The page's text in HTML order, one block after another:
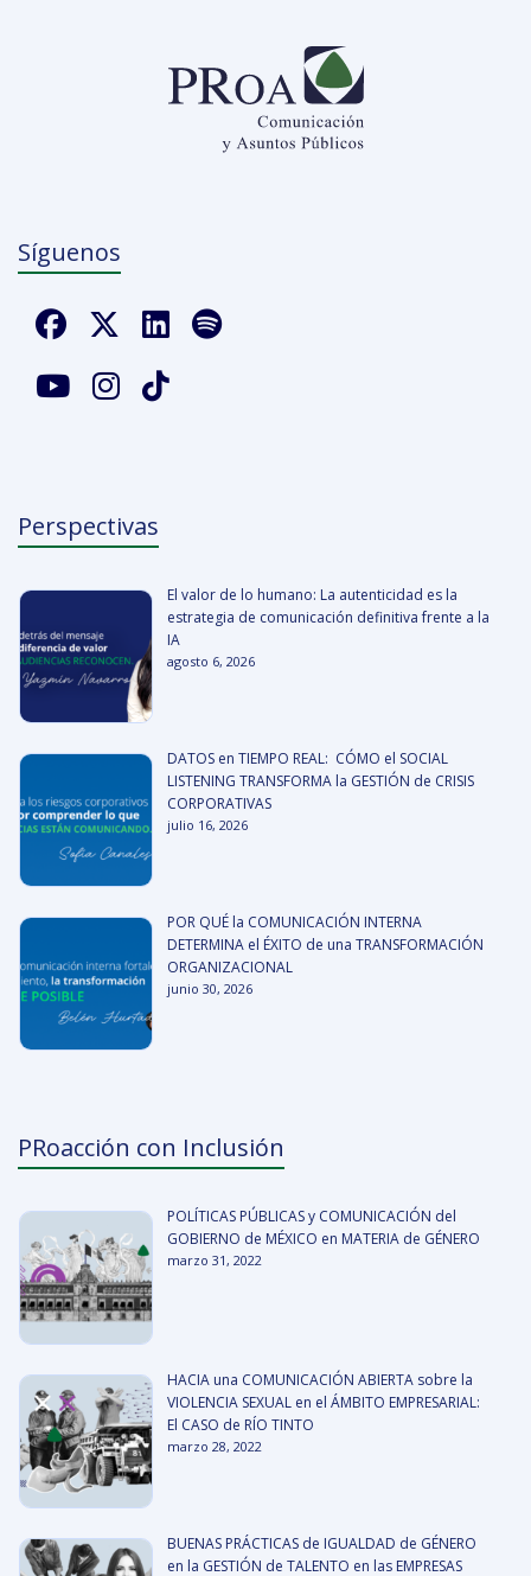
Síguenos
Perspectivas
El valor de lo humano: La autenticidad es la
estrategia de comunicación definitiva frente a la
IA
agosto 6, 2026
DATOS en TIEMPO REAL: CÓMO el SOCIAL
LISTENING TRANSFORMA la GESTIÓN de CRISIS
CORPORATIVAS
julio 16, 2026
POR QUÉ la COMUNICACIÓN INTERNA
DETERMINA el ÉXITO de una TRANSFORMACIÓN
ORGANIZACIONAL
junio 30, 2026
PRoacción con Inclusión
POLÍTICAS PÚBLICAS y COMUNICACIÓN del
GOBIERNO de MÉXICO en MATERIA de GÉNERO
marzo 31, 2022
HACIA una COMUNICACIÓN ABIERTA sobre la
VIOLENCIA SEXUAL en el ÁMBITO EMPRESARIAL:
El CASO de RÍO TINTO
marzo 28, 2022
BUENAS PRÁCTICAS de IGUALDAD de GÉNERO
en la GESTIÓN de TALENTO en las EMPRESAS